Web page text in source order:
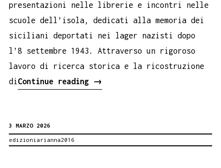
presentazioni nelle librerie e incontri nelle
scuole dell’isola, dedicati alla memoria dei
siciliani deportati nei lager nazisti dopo
l’8 settembre 1943. Attraverso un rigoroso
lavoro di ricerca storica e la ricostruzione
diContinue reading
Sicilia
→
3 MARZO 2026
edizioniarianna2016